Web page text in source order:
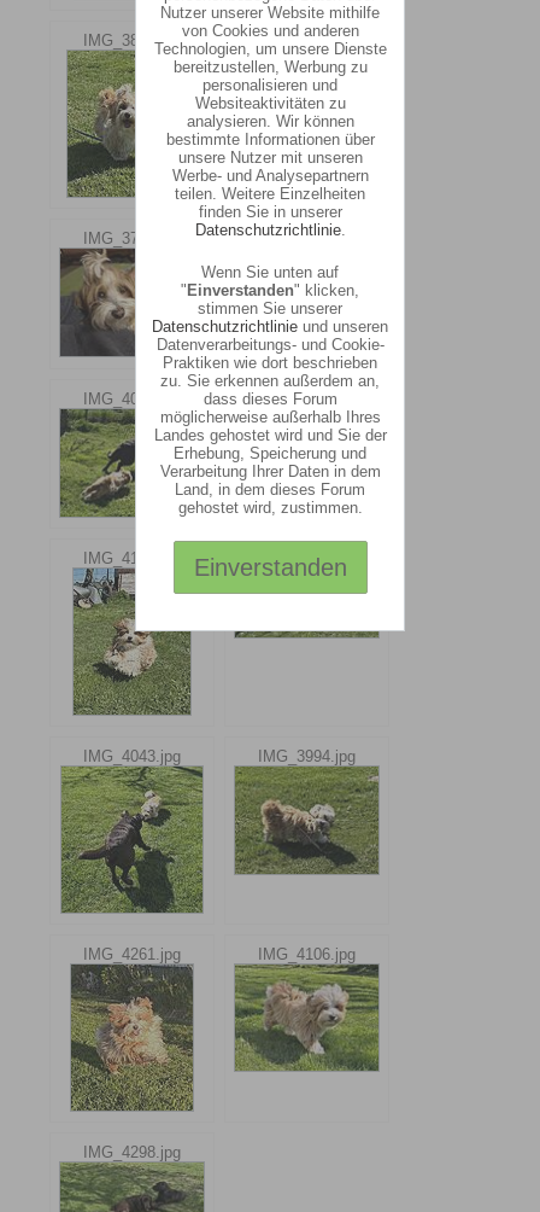
IMG_3863.jpg IMG_3895.jpg
IMG_3795.jpg IMG_4015.jpg
IMG_4028.jpg IMG_4022.jpg
IMG_4102.jpg IMG_4024.jpg
IMG_4043.jpg IMG_3994.jpg
IMG_4261.jpg IMG_4106.jpg
IMG_4298.jpg
Nutzer unserer Website mithilfe
von Cookies und anderen
Technologien, um unsere Dienste
bereitzustellen, Werbung zu
personalisieren und
Websiteaktivitäten zu
analysieren. Wir können
bestimmte Informationen über
unsere Nutzer mit unseren
Werbe- und Analysepartnern
teilen. Weitere Einzelheiten
finden Sie in unserer
Datenschutzrichtlinie.
Wenn Sie unten auf
"Einverstanden" klicken,
stimmen Sie unserer
Datenschutzrichtlinie und unseren
Datenverarbeitungs- und Cookie-
Praktiken wie dort beschrieben
zu. Sie erkennen außerdem an,
dass dieses Forum
möglicherweise außerhalb Ihres
Landes gehostet wird und Sie der
Erhebung, Speicherung und
Verarbeitung Ihrer Daten in dem
Land, in dem dieses Forum
gehostet wird, zustimmen.
Einverstanden